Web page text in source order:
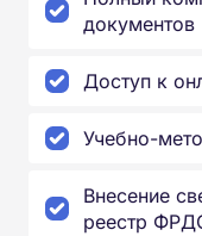
документов
Доступ к
Учебно-
Внесение
реестр